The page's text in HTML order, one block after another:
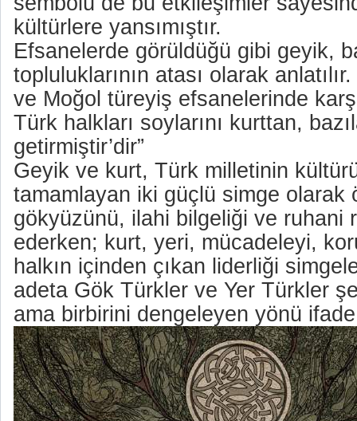
kültürlere yansımıştır.
Efsanelerde görüldüğü gibi geyik,
topluluklarının atası olarak
ve Moğol türeyiş efsanelerinde
Türk halkları soylarını kurttan,
getirmiştir’dir”
Geyik ve kurt, Türk milletinin
tamamlayan iki güçlü simge olarak
gökyüzünü, ilahi bilgeliği ve ruhani
ederken; kurt, yeri, mücadeleyi,
halkın içinden çıkan liderliği
adeta Gök Türkler ve Yer Türkler
ama birbirini dengeleyen yönü